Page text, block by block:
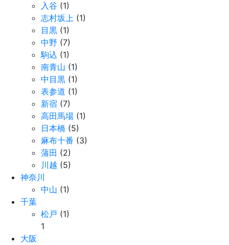
入谷 (1)
志村坂上 (1)
目黒 (1)
中野 (7)
駒込 (1)
南青山 (1)
中目黒 (1)
表参道 (1)
新宿 (7)
高田馬場 (1)
日本橋 (5)
麻布十番 (3)
蒲田 (2)
川越 (5)
神奈川
中山 (1)
千葉
松戸 (1)
1
大阪